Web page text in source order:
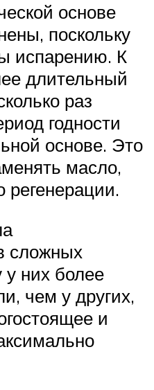
основе
поскольку
испарению. К
длительный
раз
годности
основе. Это
масло,
регенерации.
сложных
у них более
чем у других,
и